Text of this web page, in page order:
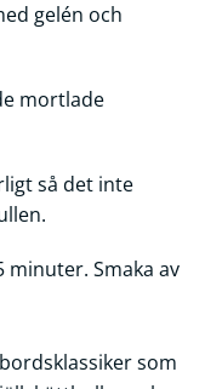
gelén och
mortlade
så det inte
minuter. Smaka av
som